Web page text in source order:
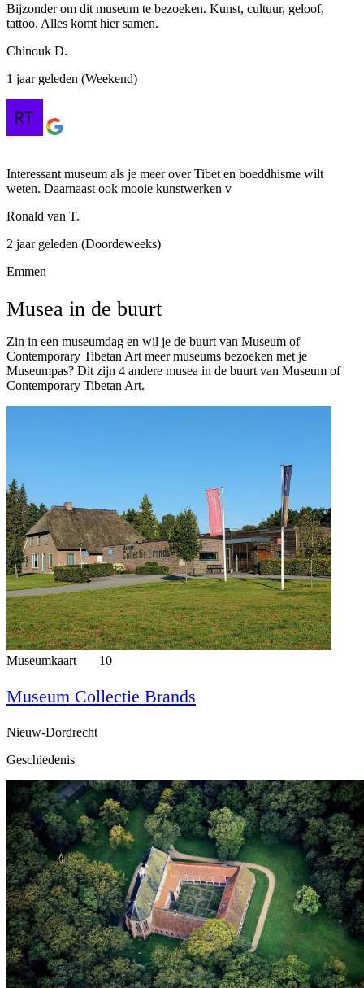
Bijzonder om dit museum te bezoeken. Kunst, cultuur, geloof,
tattoo. Alles komt hier samen.
Chinouk D.
1 jaar geleden (Weekend)
Interessant museum als je meer over Tibet en boeddhisme wilt
weten. Daarnaast ook mooie kunstwerken v
Ronald van T.
2 jaar geleden (Doordeweeks)
Emmen
Musea in de buurt
Zin in een museumdag en wil je de buurt van Museum of
Contemporary Tibetan Art meer museums bezoeken met je
Museumpas? Dit zijn 4 andere musea in de buurt van Museum of
Contemporary Tibetan Art.
Museumkaart 10
Museum Collectie Brands
Nieuw-Dordrecht
Geschiedenis